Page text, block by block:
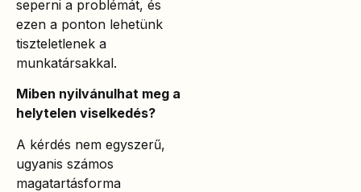
seperni a problémát, és
ezen a ponton lehetünk
tiszteletlenek a
munkatársakkal.
Miben nyilvánulhat meg a
helytelen viselkedés?
A kérdés nem egyszerű,
ugyanis számos
magatartásforma